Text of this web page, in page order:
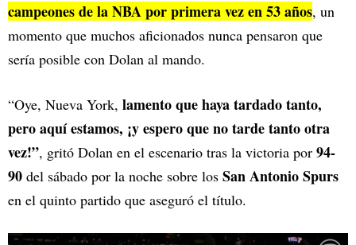
campeones de la NBA por primera vez en 53 años, un
momento que muchos aficionados nunca pensaron que
sería posible con Dolan al mando.
“Oye, Nueva York, lamento que haya tardado tanto,
pero aquí estamos, ¡y espero que no tarde tanto otra
vez!”, gritó Dolan en el escenario tras la victoria por 94-
90 del sábado por la noche sobre los San Antonio Spurs
en el quinto partido que aseguró el título.